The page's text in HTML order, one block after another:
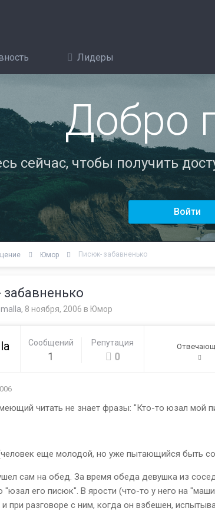
Лидеры
Добро
сейчас, чтобы получить
Войти
Юмор Писюк- забавненько
, 8 ноября, 2006 в Юмор
Сообщений
1
Репутация
0
читать не знает фразы: "Кто-то юзал мой
еще молодой, но уже пытающийся быть
сам на обед. За время обеда девушка из
"юзал его писюк". В ярости (что-то у него на
при разговоре с ним, когда он взбешен,